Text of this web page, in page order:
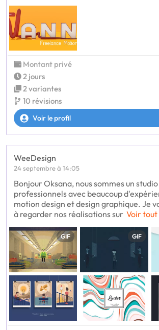
Montant privé
2 jours
2 variantes
10 révisions
Voir le profil
WeeDesign
24 septembre à 14:05
Bonjour Oksana, nous sommes un
professionnels avec beaucoup
motion design et design graphique. Je
à regarder nos réalisations sur Voir
GIF GIF